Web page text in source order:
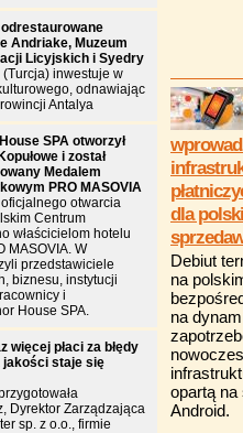
dla
Debiut
na
na
opartą
Android.
Andriake, Muzeum
Licyjskich i Syedry
(Turcja) inwestuje w
odnawiając
Antalya
SPA otworzył
i został
Medalem
PRO MASOVIA
otwarcia
Centrum
właścicielom hotelu
MASOVIA. W
przedstawiciele
biznesu, instytucji
i
House SPA.
więcej płaci za błędy
staje się
Dyrektor Zarządzająca
sp. z o.o., firmie